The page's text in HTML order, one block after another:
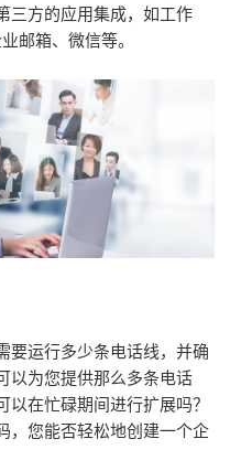
三方的应用集成，如工作
邮箱、微信等。
要运行多少条电话线，并确
以为您提供那么多条电话
在忙碌期间进行扩展吗？
，您能否轻松地创建一个企